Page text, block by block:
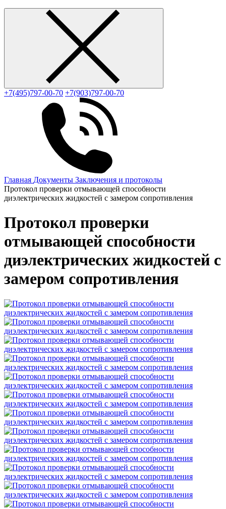
+7(495)797-00-70 +7(903)797-00-70
Главная Документы Заключения и протоколы
Протокол проверки отмывающей способности
диэлектрических жидкостей с замером сопротивления
Протокол проверки
отмывающей способности
диэлектрических жидкостей с
замером сопротивления